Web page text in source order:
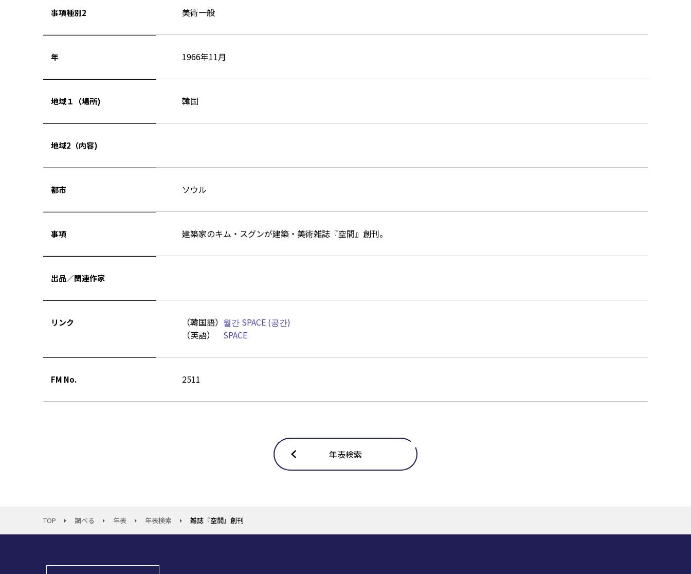
事項種別2 美術一般
年 1966年11月
地域１（場所) 韓国
地域2（内容)
都市 ソウル
事項 建築家のキム・スグンが建築・美術雑誌『空間』創刊。
出品／関連作家
リンク （韓国語） 월간 SPACE (공간)
（英語） SPACE
FM No. 2511
年表検索
TOP 調べる 年表 年表検索 雑誌『空間』創刊